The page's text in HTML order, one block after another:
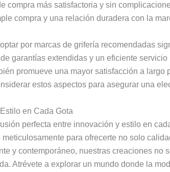
compra más satisfactoria y sin
compra y una relación duradera con la
por marcas de grifería recomendadas
garantías extendidas y un eficiente
promueve una mayor satisfacción a
estos aspectos para asegurar una
en Cada Gota
perfecta entre innovación y estilo en
para ofrecerte no solo
y contemporáneo, nuestras creaciones no
Atrévete a explorar un mundo donde la